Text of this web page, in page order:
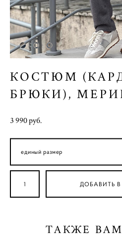
КОСТЮМ
БРЮКИ),
3 990 pуб.
единый размер
ДОБАВИТЬ
ТАКЖЕ